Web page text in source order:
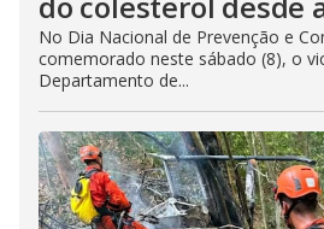
No Dia Nacional de Prevenção e
comemorado neste sábado (8), o
Departamento de...